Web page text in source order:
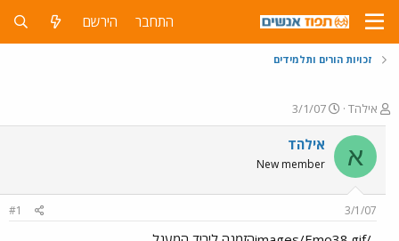
התחבר הירשם
זכויות הורים ותלמידים
פ
ו
ת
ח
ה
ש
אילהT
פ
ו
ר
ם
ר
3/1/07
א אילהT
New member
3/1/07
#1